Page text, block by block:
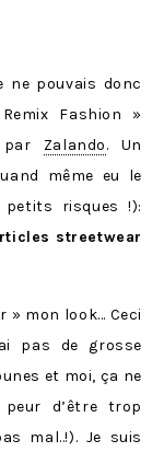
ne pouvais donc
Fashion »
par Zalando. Un
même eu le
petits risques !):
streetwear
» mon look… Ceci
pas de grosse
et moi, ça ne
d’être trop
mal..!). Je suis